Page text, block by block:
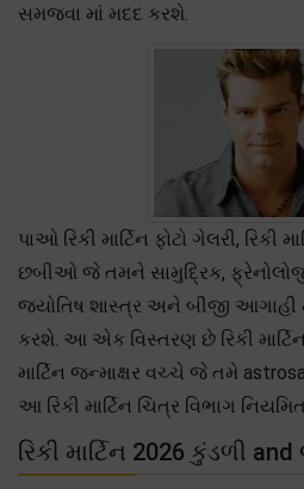
સમજવા માં મદદ કરશે.
પાઓ રિકી માર્ટિન ફોટો ગેલરી, રિકી
છબીઓ જે તમને સામુદ્રિક,
જ્યોતિષ શાસ્ત્ર અને બીજી આગાહી
કરશે. આ એક વિસ્તરણ છે રિકી
માર્ટિન જન્માક્ષર વચ્ચે જે તમે
આ રિકી માર્ટિન ચિત્ર વિભાગ
રિકી માર્ટિન 2026 કુંડળી